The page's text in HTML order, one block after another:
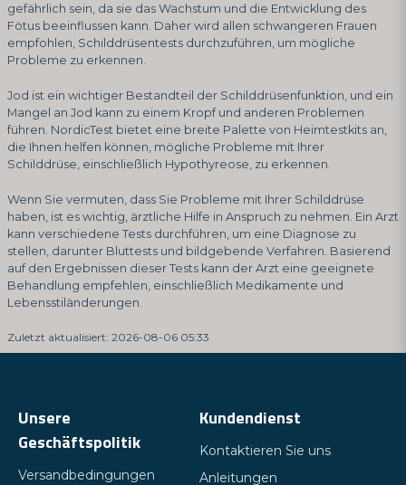
gefährlich sein, da sie das Wachstum und die Entwicklung des
Fötus beeinflussen kann. Daher wird allen schwangeren Frauen
empfohlen, Schilddrüsentests durchzuführen, um mögliche
Probleme zu erkennen.
Jod ist ein wichtiger Bestandteil der Schilddrüsenfunktion, und ein
Mangel an Jod kann zu einem Kropf und anderen Problemen
führen. NordicTest bietet eine breite Palette von Heimtestkits an,
die Ihnen helfen können, mögliche Probleme mit Ihrer
Schilddrüse, einschließlich Hypothyreose, zu erkennen.
Wenn Sie vermuten, dass Sie Probleme mit Ihrer Schilddrüse
haben, ist es wichtig, ärztliche Hilfe in Anspruch zu nehmen. Ein Arzt
kann verschiedene Tests durchführen, um eine Diagnose zu
stellen, darunter Bluttests und bildgebende Verfahren. Basierend
auf den Ergebnissen dieser Tests kann der Arzt eine geeignete
Behandlung empfehlen, einschließlich Medikamente und
Lebensstiländerungen.
Zuletzt aktualisiert: 2026-08-06 05:33
Unsere
Geschäftspolitik
Versandbedingungen
Kundendienst
Kontaktieren Sie uns
Anleitungen